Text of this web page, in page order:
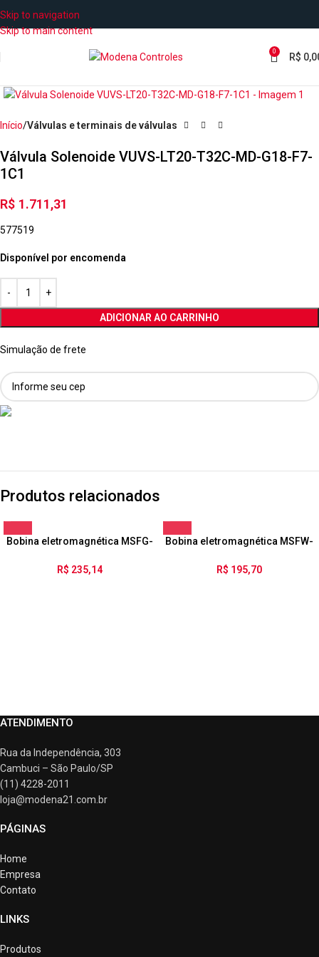
Skip to navigation
Skip to main content
0 R$
Início Válvulas e terminais de válvulas
Válvula Solenoide VUVS-LT20-T32C-MD-G18-F7-
1C1
R$ 1.711,31
577519
Disponível por encomenda
ADICIONAR AO CARRINHO
Simulação de frete
Produtos relacionados
Bobina eletromagnética MSFG-
R$ 235,14
Bobina eletromagnética MSFW-
R$ 195,70
ATENDIMENTO
Rua da Independência, 303
Cambuci – São Paulo/SP
(11) 4228-2011
loja@modena21.com.br
PÁGINAS
Home
Empresa
Contato
LINKS
Produtos